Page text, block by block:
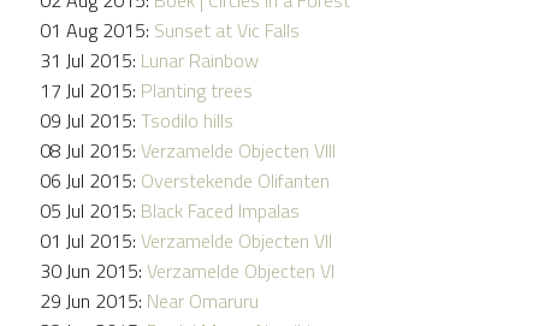
01 Aug 2015: Sunset at Vic Falls
31 Jul 2015: Lunar Rainbow
17 Jul 2015: Planting trees
09 Jul 2015: Tsodilo hills
08 Jul 2015: Verzamelde Objecten VIII
06 Jul 2015: Overstekende Olifanten
05 Jul 2015: Black Faced Impalas
01 Jul 2015: Verzamelde Objecten VII
30 Jun 2015: Verzamelde Objecten VI
29 Jun 2015: Near Omaruru